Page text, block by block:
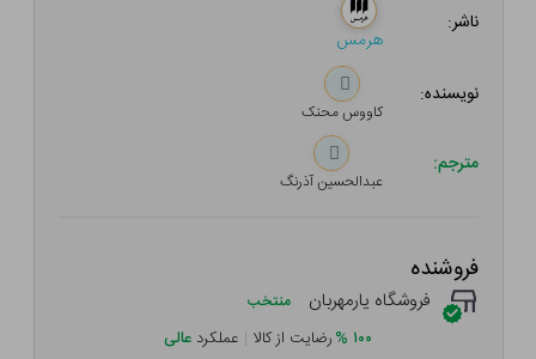
ناشر:
هرمس
نویسنده:
کاووس محنک
مترجم:
عبدالحسین آذرنگ
فروشنده
فروشگاه یارمهربان منتخب
۱۰۰ %رضایت از کالا | عملکرد عالی